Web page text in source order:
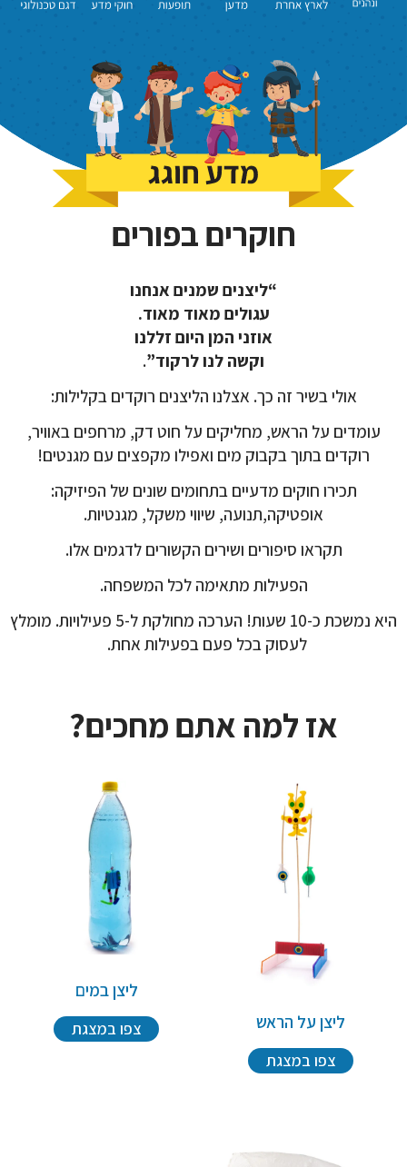
חוקרים בפורים
“ליצנים שמנים אנחנו
עגולים מאוד מאוד.
אוזני המן היום זללנו
וקשה לנו לרקוד”.
אולי בשיר זה כך. אצלנו הליצנים רוקדים בקלילות:
עומדים על הראש, מחליקים על חוט דק, מרחפים באוויר,
רוקדים בתוך בקבוק מים ואפילו מקפצים עם מגנטים!
תכירו חוקים מדעיים בתחומים שונים של הפיזיקה:
אופטיקה,תנועה, שיווי משקל, מגנטיות.
תקראו סיפורים ושירים הקשורים לדגמים אלו.
הפעילות מתאימה לכל המשפחה.
היא נמשכת כ-10 שעות! הערכה מחולקת ל-5 פעילויות. מומלץ
לעסוק בכל פעם בפעילות אחת.
אז למה אתם מחכים?
ליצן על הראש
צפו במצגת
ליצן במים
צפו במצגת